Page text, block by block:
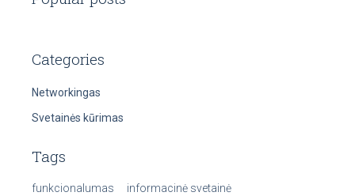
Categories
Networkingas
Svetainės kūrimas
Tags
funkcionalumas
informacinė svetainė